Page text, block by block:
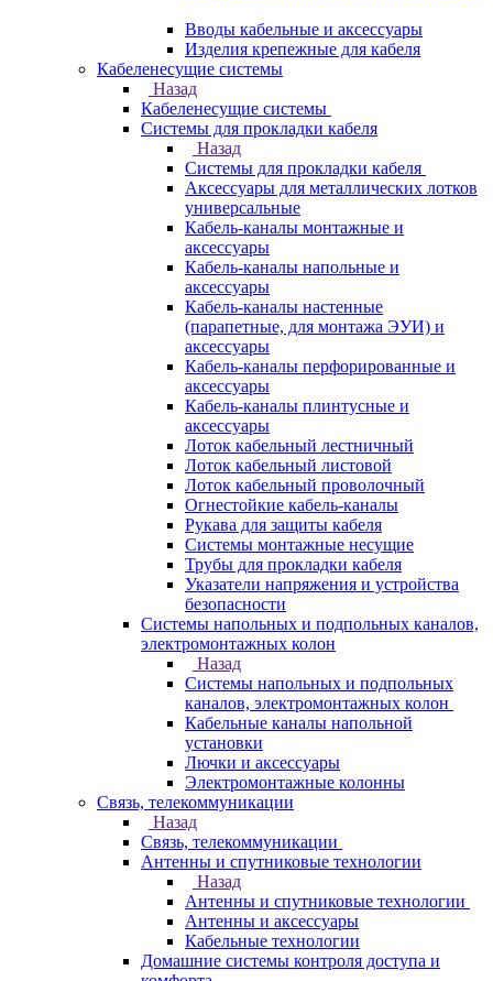
Вводы кабельные и аксессуары
Изделия крепежные для кабеля
Кабеленесущие системы
Назад
Кабеленесущие системы
Системы для прокладки кабеля
Назад
Системы для прокладки кабеля
Аксессуары для металлических лотков
универсальные
Кабель-каналы монтажные и
аксессуары
Кабель-каналы напольные и
аксессуары
Кабель-каналы настенные
(парапетные, для монтажа ЭУИ) и
аксессуары
Кабель-каналы перфорированные и
аксессуары
Кабель-каналы плинтусные и
аксессуары
Лоток кабельный лестничный
Лоток кабельный листовой
Лоток кабельный проволочный
Огнестойкие кабель-каналы
Рукава для защиты кабеля
Системы монтажные несущие
Трубы для прокладки кабеля
Указатели напряжения и устройства
безопасности
Системы напольных и подпольных каналов,
электромонтажных колон
Назад
Системы напольных и подпольных
каналов, электромонтажных колон
Кабельные каналы напольной
установки
Лючки и аксессуары
Электромонтажные колонны
Связь, телекоммуникации
Назад
Связь, телекоммуникации
Антенны и спутниковые технологии
Назад
Антенны и спутниковые технологии
Антенны и аксессуары
Кабельные технологии
Домашние системы контроля доступа и